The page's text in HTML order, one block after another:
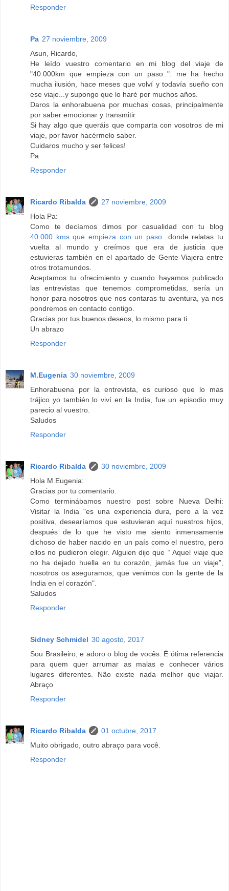
Responder
Pa 27 noviembre, 2009
Asun, Ricardo,
He leído vuestro comentario en mi blog del viaje de
"40.000km que empieza con un paso..": me ha hecho
mucha ilusión, hace meses que volví y todavía sueño con
ese viaje...y supongo que lo haré por muchos años.
Daros la enhorabuena por muchas cosas, principalmente
por saber emocionar y transmitir.
Si hay algo que queráis que comparta con vosotros de mi
viaje, por favor hacérmelo saber.
Cuidaros mucho y ser felices!
Pa
Responder
Ricardo Ribalda
27 noviembre, 2009
Hola Pa:
Como te decíamos dimos por casualidad con tu blog
40.000 kms que empieza con un paso... donde relatas tu
vuelta al mundo y creímos que era de justicia que
estuvieras también en el apartado de Gente Viajera entre
otros trotamundos.
Aceptamos tu ofrecimiento y cuando hayamos publicado
las entrevistas que tenemos comprometidas, sería un
honor para nosotros que nos contaras tu aventura, ya nos
pondremos en contacto contigo.
Gracias por tus buenos deseos, lo mismo para ti.
Un abrazo
Responder
M.Eugenia 30 noviembre, 2009
Enhorabuena por la entrevista, es curioso que lo mas
trájico yo también lo viví en la India, fue un episodio muy
parecio al vuestro.
Saludos
Responder
Ricardo Ribalda
30 noviembre, 2009
Hola M.Eugenia:
Gracias por tu comentario.
Como terminábamos nuestro post sobre Nueva Delhi:
Visitar la India "es una experiencia dura, pero a la vez
positiva, desearíamos que estuvieran aquí nuestros hijos,
después de lo que he visto me siento inmensamente
dichoso de haber nacido en un país como el nuestro, pero
ellos no pudieron elegir. Alguien dijo que “ Aquel viaje que
no ha dejado huella en tu corazón, jamás fue un viaje”,
nosotros os aseguramos, que venimos con la gente de la
India en el corazón".
Saludos
Responder
Sidney Schmidel 30 agosto, 2017
Sou Brasileiro, e adoro o blog de vocês. É ótima referencia
para quem quer arrumar as malas e conhecer vários
lugares diferentes. Não existe nada melhor que viajar.
Abraço
Responder
Ricardo Ribalda
01 octubre, 2017
Muito obrigado, outro abraço para você.
Responder